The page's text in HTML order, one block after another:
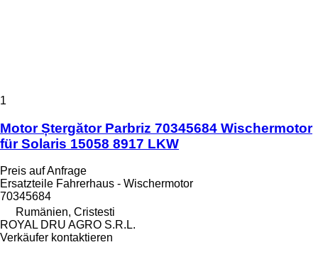
1
Motor Ștergător Parbriz 70345684 Wischermotor
für Solaris 15058 8917 LKW
Preis auf Anfrage
Ersatzteile Fahrerhaus - Wischermotor
70345684
Rumänien, Cristesti
ROYAL DRU AGRO S.R.L.
Verkäufer kontaktieren